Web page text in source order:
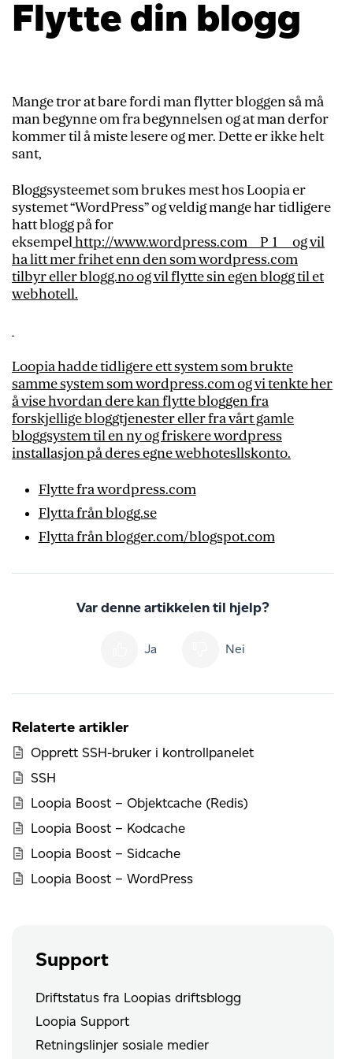
Flytte din blogg
Mange tror at bare fordi man flytter bloggen så må
man begynne om fra begynnelsen og at man derfor
kommer til å miste lesere og mer. Dette er ikke helt
sant,
Bloggsysteemet som brukes mest hos Loopia er
systemet “WordPress” og veldig mange har tidligere
hatt blogg på for
eksempelhttp://www.wordpress.com__P_1__ og vil
ha litt mer frihet enn den som wordpress.com
tilbyr eller blogg.no og vil flytte sin egen blogg til et
webhotell.
Loopia hadde tidligere ett system som brukte
samme system som wordpress.com og vi tenkte her
å vise hvordan dere kan flytte bloggen fra
forskjellige bloggtjenester eller fra vårt gamle
bloggsystem til en ny og friskere wordpress
installasjon på deres egne webhotesllskonto.
Flytte fra wordpress.com
Flytta från blogg.se
Flytta från blogger.com/blogspot.com
Var denne artikkelen til hjelp?
Ja Nei
Relaterte artikler
Opprett SSH-bruker i kontrollpanelet
SSH
Loopia Boost – Objektcache (Redis)
Loopia Boost – Kodcache
Loopia Boost – Sidcache
Loopia Boost – WordPress
Support
Driftstatus fra Loopias driftsblogg
Loopia Support
Retningslinjer sosiale medier